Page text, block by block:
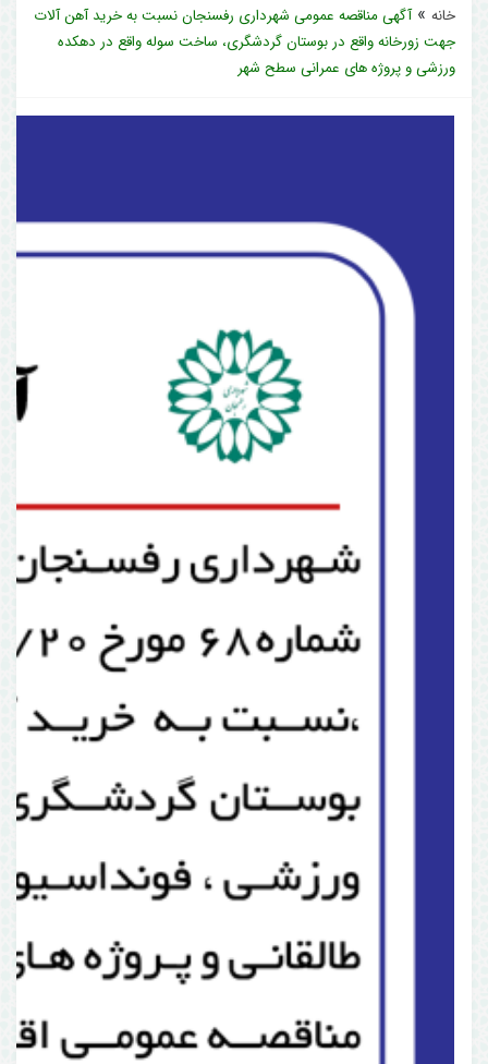
خانه »آگهی مناقصه عمومی شهرداری رفسنجان نسبت به خرید آهن آلات
جهت زورخانه واقع در بوستان گردشگری، ساخت سوله واقع در دهکده
ورزشی و پروژه های عمرانی سطح شهر